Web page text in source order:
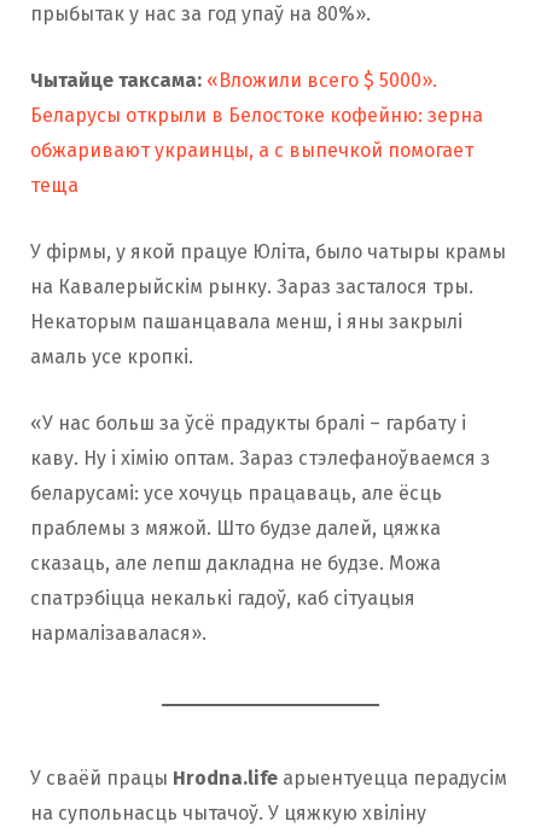
прыбытак у нас за год упаў на 80%».
Чытайце таксама: «Вложили всего $ 5000».
Беларусы открыли в Белостоке кофейню: зерна
обжаривают украинцы, а с выпечкой помогает
теща
У фірмы, у якой працуе Юліта, было чатыры крамы
на Кавалерыйскім рынку. Зараз засталося тры.
Некаторым пашанцавала менш, і яны закрылі
амаль усе кропкі.
«У нас больш за ўсё прадукты бралі – гарбату і
каву. Ну і хімію оптам. Зараз стэлефаноўваемся з
беларусамі: усе хочуць працаваць, але ёсць
праблемы з мяжой. Што будзе далей, цяжка
сказаць, але лепш дакладна не будзе. Можа
спатрэбіцца некалькі гадоў, каб сітуацыя
нармалізавалася».
У сваёй працы Hrodna.life арыентуецца перадусім
на супольнасць чытачоў. У цяжкую хвіліну